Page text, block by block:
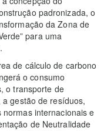
padronizada, o
da Zona de
para uma
de cálculo de carbono
o consumo
o transporte de
gestão de resíduos,
internacionais e
de Neutralidade